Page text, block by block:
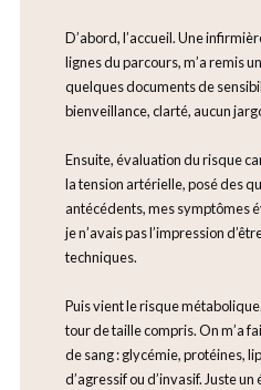
D’abord, l’accueil. Une
lignes du parcours, m’a remis
quelques documents de
bienveillance, clarté, aucun
Ensuite, évaluation du risque
la tension artérielle, posé des
antécédents, mes symptômes
je n’avais pas l’impression
techniques.
Puis vient le risque
tour de taille compris. On m’a
de sang : glycémie, protéines,
d’agressif ou d’invasif. Juste